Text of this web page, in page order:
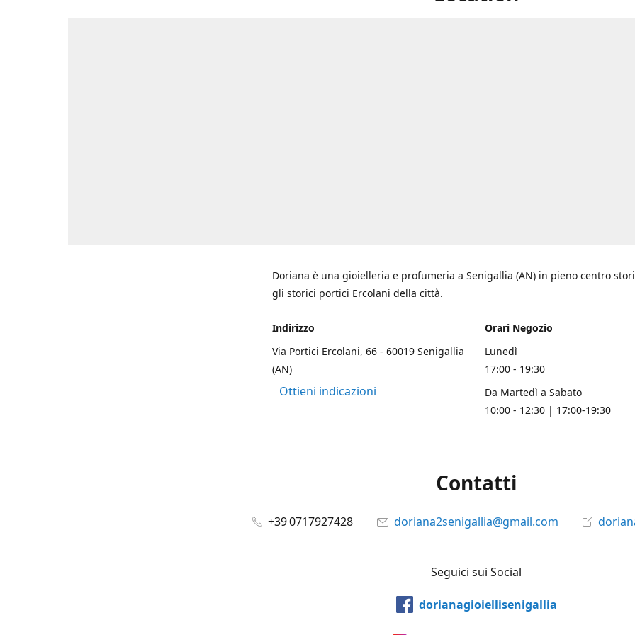
Doriana è una gioielleria e profumeria a Senigallia (AN) in pieno centro
gli storici portici Ercolani della città.
Indirizzo
Via Portici Ercolani, 66 - 60019 Senigallia
(AN)
Ottieni indicazioni
Orari Negozio
Lunedì
17:00 - 19:30
Da Martedì a Sabato
10:00 - 12:30 | 17:00-19:30
Contatti
+39 0717927428 doriana2senigallia@gmail.com
Seguici sui Social
dorianagioiellisenigallia